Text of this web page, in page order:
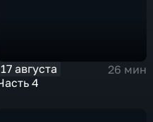
17 августа
26 мин
4